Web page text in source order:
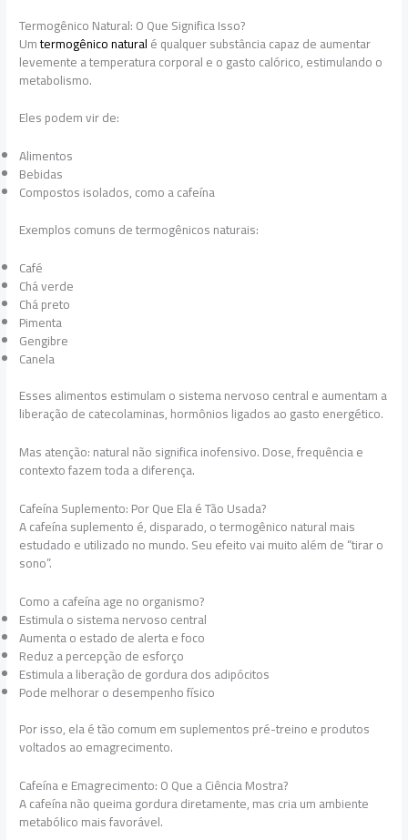
Termogênico Natural: O Que Significa Isso?
Umtermogênico naturalé qualquer substância capaz de aumentar
levemente a temperatura corporal e o gasto calórico, estimulando o
metabolismo.
Eles podem vir de:
Alimentos
Bebidas
Compostos isolados, como a cafeína
Exemplos comuns de termogênicos naturais:
Café
Chá verde
Chá preto
Pimenta
Gengibre
Canela
Esses alimentos estimulam o sistema nervoso central e aumentam a
liberação de catecolaminas, hormônios ligados ao gasto energético.
Mas atenção: natural não significa inofensivo. Dose, frequência e
contexto fazem toda a diferença.
Cafeína Suplemento: Por Que Ela é Tão Usada?
A cafeína suplemento é, disparado, o termogênico natural mais
estudado e utilizado no mundo. Seu efeito vai muito além de “tirar o
sono”.
Como a cafeína age no organismo?
Estimula o sistema nervoso central
Aumenta o estado de alerta e foco
Reduz a percepção de esforço
Estimula a liberação de gordura dos adipócitos
Pode melhorar o desempenho físico
Por isso, ela é tão comum em suplementos pré-treino e produtos
voltados ao emagrecimento.
Cafeína e Emagrecimento: O Que a Ciência Mostra?
A cafeína não queima gordura diretamente, mas cria um ambiente
metabólico mais favorável.